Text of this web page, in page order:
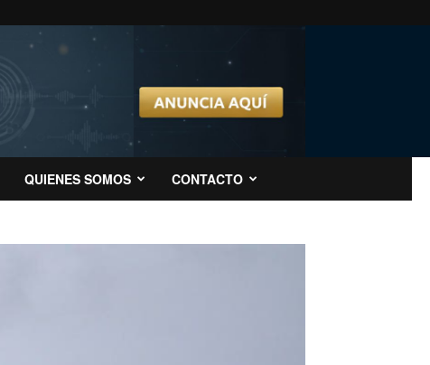
QUIENES SOMOS CONTACTO